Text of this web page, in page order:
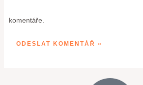
komentáře.